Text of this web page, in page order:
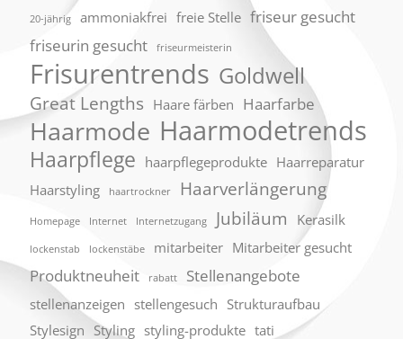
20-jährig ammoniakfrei freie Stelle friseur gesucht
friseurin gesucht
friseurmeisterin
Frisurentrends Goldwell
Great Lengths Haare färben Haarfarbe
Haarmode Haarmodetrends
Haarpflege haarpflegeprodukte Haarreparatur
Haarstyling
haartrockner Haarverlängerung
Homepage Internet Internetzugang Jubiläum Kerasilk
lockenstab lockenstäbe mitarbeiter Mitarbeiter gesucht
Produktneuheit rabatt Stellenangebote
stellenanzeigen stellengesuch Strukturaufbau
Stylesign Styling styling-produkte tati